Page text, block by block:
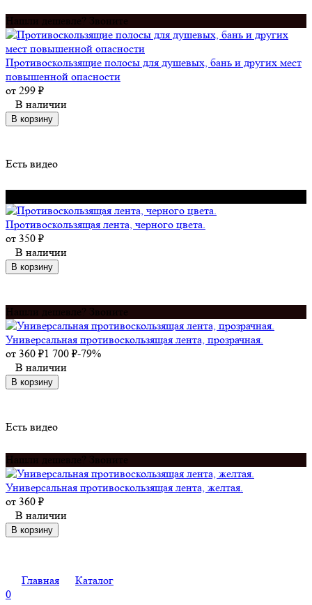
Нашли дешевле? Звоните
Противоскользящие полосы для душевых, бань и других мест
повышенной опасности
от 299 ₽
В наличии
В корзину
Есть видео
Противоскользящая лента, черного цвета.
от 350 ₽
В наличии
В корзину
Нашли дешевле? Звоните
Универсальная противоскользящая лента, прозрачная.
от 360 ₽1 700 ₽-79%
В наличии
В корзину
Есть видео
Нашли дешевле? Звоните
Универсальная противоскользящая лента, желтая.
от 360 ₽
В наличии
В корзину
Главная
Каталог
0